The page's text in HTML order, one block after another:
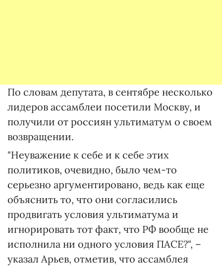
По словам депутата, в сентябре несколько
лидеров ассамблеи посетили Москву, и
получили от россиян ультиматум о своем
возвращении.
"Неуважение к себе и к себе этих
политиков, очевидно, было чем-то
серьезно аргументировано, ведь как еще
объяснить то, что они согласились
продвигать условия ультиматума и
игнорировать тот факт, что РФ вообще не
исполнила ни одного условия ПАСЕ?", –
указал Арьев, отметив, что ассамблея